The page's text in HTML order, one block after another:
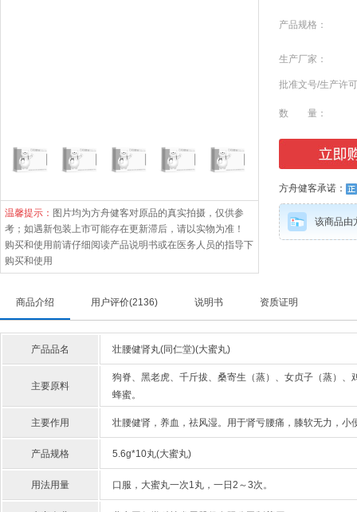
温馨提示： 图片均为方舟健客对原品的真实拍摄，仅供参
考；如遇新包装上市可能存在更新滞后，请以实物为准！
购买和使用前请仔细阅读产品说明书或在医务人员的指导下
购买和使用
产品规格：
生产厂家：
批准文号/生产许
数 量：
方舟健客承诺：
该商品由
商品介绍 用户评价(2136) 说明书 资质证明
产品品名 壮腰健肾丸(同仁堂)(大蜜丸)
主要原料
狗脊、黑老虎、千斤拔、桑寄生（蒸）、女贞子（蒸）
蜂蜜。
主要作用 壮腰健肾，养血，祛风湿。用于肾亏腰痛，膝软无力，小
产品规格 5.6g*10丸(大蜜丸)
用法用量 口服，大蜜丸一次1丸，一日2～3次。